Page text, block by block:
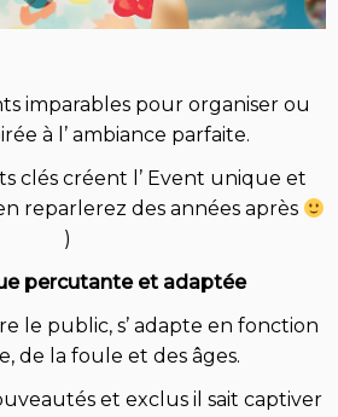
imparables pour organiser ou
à l’ ambiance parfaite.
clés créent l’ Event unique et
reparlerez des années après
)
percutante et adaptée
le public, s’ adapte en fonction
de la foule et des âges.
et exclus il sait captiver